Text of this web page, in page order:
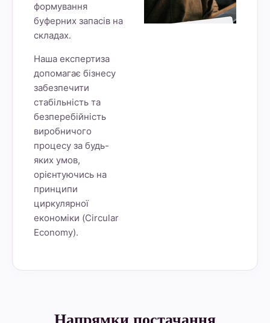
формування
буферних запасів на
складах.
Наша експертиза
допомагає бізнесу
забезпечити
стабільність та
безперебійність
виробничого
процесу за будь-
яких умов,
орієнтуючись на
принципи
циркулярної
економіки (Circular
Economy).